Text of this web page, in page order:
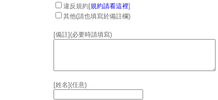
違反規約[規約請看這裡]
其他(請也填寫於備註欄)
[備註](必要時請填寫)
[姓名](任意)